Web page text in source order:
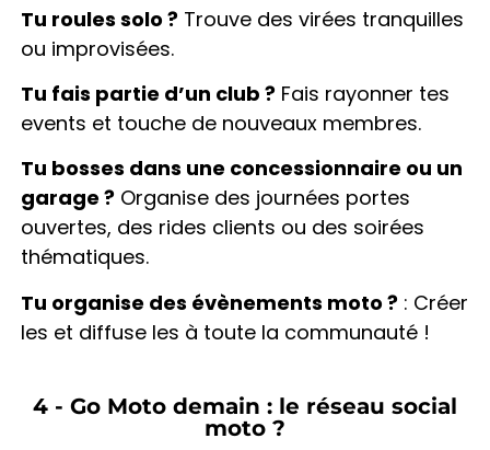
Tu roules solo ?Trouve des virées tranquilles
ou improvisées.
Tu fais partie d’un club ?Fais rayonner tes
events et touche de nouveaux membres.
Tu bosses dans une concessionnaire ou un
garage ?Organise des journées portes
ouvertes, des rides clients ou des soirées
thématiques.
Tu organise des évènements moto ?: Créer
les et diffuse les à toute la communauté !
4 - Go Moto demain : le réseau social
moto ?